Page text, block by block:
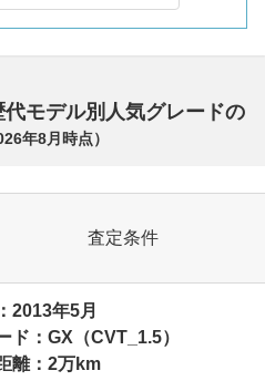
モデル別人気グレードの
年8月 時点）
査定条件
2013年5月
ド：GX（CVT_1.5）
離：2万km